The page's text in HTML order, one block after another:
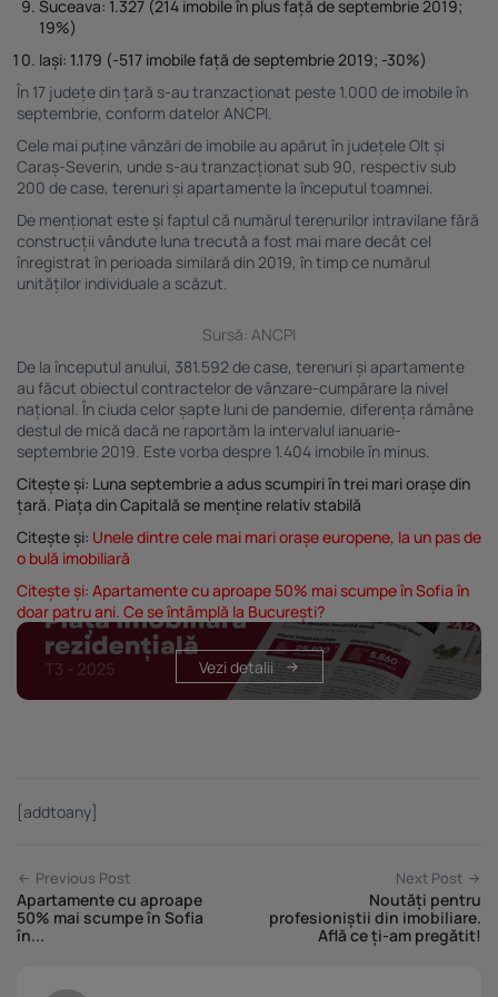
Suceava: 1.327 (214 imobile în plus față de septembrie 2019;
19%)
Iași: 1.179 (-517 imobile față de septembrie 2019; -30%)
În 17 județe din țară s-au tranzacționat peste 1.000 de imobile în
septembrie, conform datelor ANCPI.
Cele mai puține vânzări de imobile au apărut în județele Olt și
Caraș-Severin, unde s-au tranzacționat sub 90, respectiv sub
200 de case, terenuri și apartamente la începutul toamnei.
De menționat este și faptul că numărul terenurilor intravilane fără
construcții vândute luna trecută a fost mai mare decât cel
înregistrat în perioada similară din 2019, în timp ce numărul
unităților individuale a scăzut.
Sursă: ANCPI
De la începutul anului, 381.592 de case, terenuri și apartamente
au făcut obiectul contractelor de vânzare-cumpărare la nivel
național. În ciuda celor șapte luni de pandemie, diferența rămâne
destul de mică dacă ne raportăm la intervalul ianuarie-
septembrie 2019. Este vorba despre 1.404 imobile în minus.
Citește și: Luna septembrie a adus scumpiri în trei mari orașe din
țară. Piața din Capitală se menține relativ stabilă
Citește și: Unele dintre cele mai mari orașe europene, la un pas de
o bulă imobiliară
Citește și: Apartamente cu aproape 50% mai scumpe în Sofia în
doar patru ani. Ce se întâmplă la București?
Vezi detalii
[addtoany]
Previous Post
Apartamente cu aproape
50% mai scumpe în Sofia
în...
Next Post
Noutăți pentru
profesioniștii din imobiliare.
Află ce ți-am pregătit!